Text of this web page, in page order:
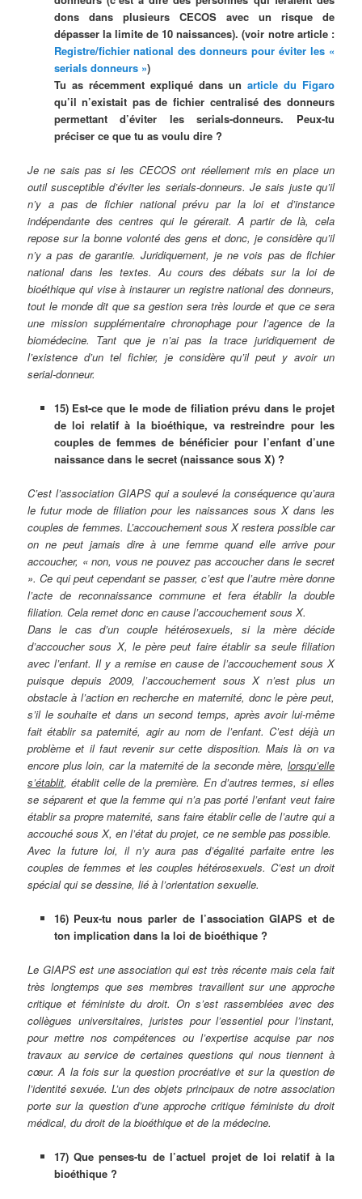
dons dans plusieurs CECOS avec un risque de
dépasser la limite de 10 naissances). (voir notre article :
Registre/fichier national des donneurs pour éviter les «
serials donneurs »)
Tu as récemment expliqué dans un article du Figaro
qu’il n’existait pas de fichier centralisé des donneurs
permettant d’éviter les serials-donneurs. Peux-tu
préciser ce que tu as voulu dire ?
Je ne sais pas si les CECOS ont réellement mis en place un
outil susceptible d’éviter les serials-donneurs. Je sais juste qu’il
n’y a pas de fichier national prévu par la loi et d’instance
indépendante des centres qui le gérerait. A partir de là, cela
repose sur la bonne volonté des gens et donc, je considère qu’il
n’y a pas de garantie. Juridiquement, je ne vois pas de fichier
national dans les textes. Au cours des débats sur la loi de
bioéthique qui vise à instaurer un registre national des donneurs,
tout le monde dit que sa gestion sera très lourde et que ce sera
une mission supplémentaire chronophage pour l’agence de la
biomédecine. Tant que je n’ai pas la trace juridiquement de
l’existence d’un tel fichier, je considère qu’il peut y avoir un
serial-donneur.
15) Est-ce que le mode de filiation prévu dans le projet
de loi relatif à la bioéthique, va restreindre pour les
couples de femmes de bénéficier pour l’enfant d’une
naissance dans le secret (naissance sous X) ?
C’est l’association GIAPS qui a soulevé la conséquence qu’aura
le futur mode de filiation pour les naissances sous X dans les
couples de femmes. L’accouchement sous X restera possible car
on ne peut jamais dire à une femme quand elle arrive pour
accoucher, « non, vous ne pouvez pas accoucher dans le secret
». Ce qui peut cependant se passer, c’est que l’autre mère donne
l’acte de reconnaissance commune et fera établir la double
filiation. Cela remet donc en cause l’accouchement sous X.
Dans le cas d’un couple hétérosexuels, si la mère décide
d’accoucher sous X, le père peut faire établir sa seule filiation
avec l’enfant. Il y a remise en cause de l’accouchement sous X
puisque depuis 2009, l’accouchement sous X n’est plus un
obstacle à l’action en recherche en maternité, donc le père peut,
s’il le souhaite et dans un second temps, après avoir lui-même
fait établir sa paternité, agir au nom de l’enfant. C’est déjà un
problème et il faut revenir sur cette disposition. Mais là on va
encore plus loin, car la maternité de la seconde mère, lorsqu’elle
s’établit, établit celle de la première. En d’autres termes, si elles
se séparent et que la femme qui n’a pas porté l’enfant veut faire
établir sa propre maternité, sans faire établir celle de l’autre qui a
accouché sous X, en l’état du projet, ce ne semble pas possible.
Avec la future loi, il n’y aura pas d’égalité parfaite entre les
couples de femmes et les couples hétérosexuels. C’est un droit
spécial qui se dessine, lié à l’orientation sexuelle.
16) Peux-tu nous parler de l’association GIAPS et de
ton implication dans la loi de bioéthique ?
Le GIAPS est une association qui est très récente mais cela fait
très longtemps que ses membres travaillent sur une approche
critique et féministe du droit. On s’est rassemblées avec des
collègues universitaires, juristes pour l’essentiel pour l’instant,
pour mettre nos compétences ou l’expertise acquise par nos
travaux au service de certaines questions qui nous tiennent à
cœur. A la fois sur la question procréative et sur la question de
l’identité sexuée. L’un des objets principaux de notre association
porte sur la question d’une approche critique féministe du droit
médical, du droit de la bioéthique et de la médecine.
17) Que penses-tu de l’actuel projet de loi relatif à la
bioéthique ?